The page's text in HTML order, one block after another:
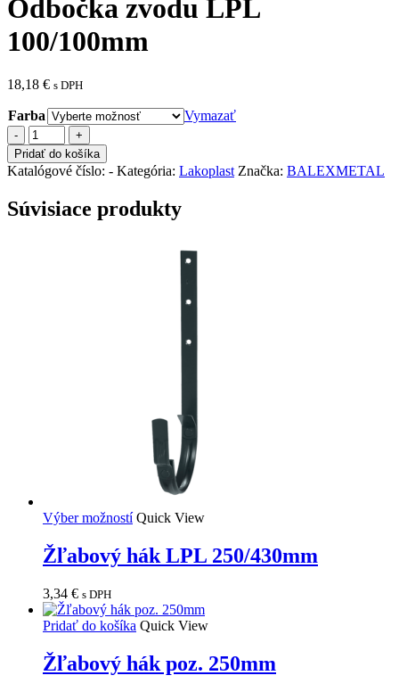
Odbočka zvodu LPL
100/100mm
18,18 € s DPH
Farba
Vymazať
množstvo
Odbočka
zvodu
LPL
100/100mm
Pridať do košíka
Katalógové číslo: - Kategória: Lakoplast Značka: BALEXMETAL
Súvisiace produkty
Výber možností Quick View
Žľabový hák LPL 250/430mm
3,34 € s DPH
Pridať do košíka Quick View
Žľabový hák poz. 250mm